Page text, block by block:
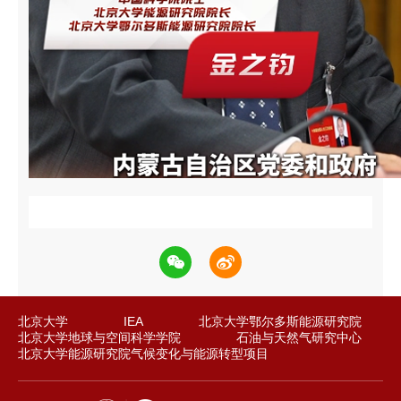
y
V
i
d
o
北京大学 IEA
北京大学鄂尔多斯能源研究院
北京大学地球与空间科学学院
石油与天然气研究中心
北京大学能源研究院气候变化与能源转型项目